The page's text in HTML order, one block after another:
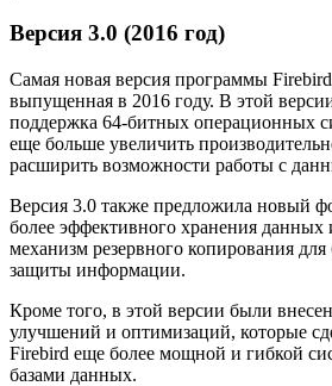
Версия 3.0 (2016 год)
Самая новая версия программы
выпущенная в 2016 году. В этой
поддержка 64-битных операционных
еще больше увеличить
расширить возможности работы с
Версия 3.0 также предложила новый
более эффективного хранения
механизм резервного копирования
защиты информации.
Кроме того, в этой версии были
улучшений и оптимизаций, которые
Firebird еще более мощной и гибкой
базами данных.